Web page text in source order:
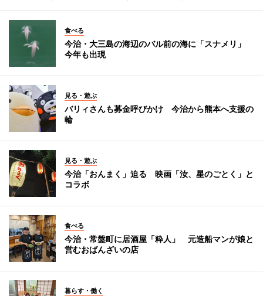
食べる
今治・大三島の海辺のバル前の海に「スナメリ」
今年も出現
見る・遊ぶ
バリィさんも募金呼びかけ 今治から熊本へ支援の
輪
見る・遊ぶ
今治「おんまく」迫る 映画「汝、星のごとく」と
コラボ
食べる
今治・常盤町に居酒屋「粋人」 元造船マンが娘と
営むおばんざいの店
暮らす・働く